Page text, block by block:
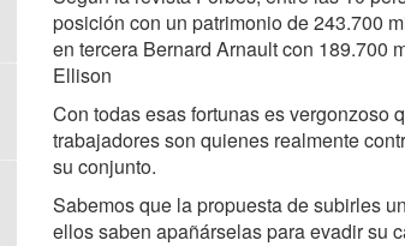
posición con un patrimonio de 243.700
en tercera Bernard Arnault con 189.700
Ellison
Con todas esas fortunas es vergonzoso
trabajadores son quienes realmente
su conjunto.
Sabemos que la propuesta de subirles
ellos saben apañárselas para evadir su